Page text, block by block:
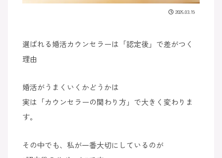
2026.03.19
選ばれる婚活カウンセラーは「認定後」で差がつく
理由
婚活がうまくいくかどうかは
実は「カウンセラーの関わり方」で大きく変わりま
す。
その中でも、私が一番大切にしているのが